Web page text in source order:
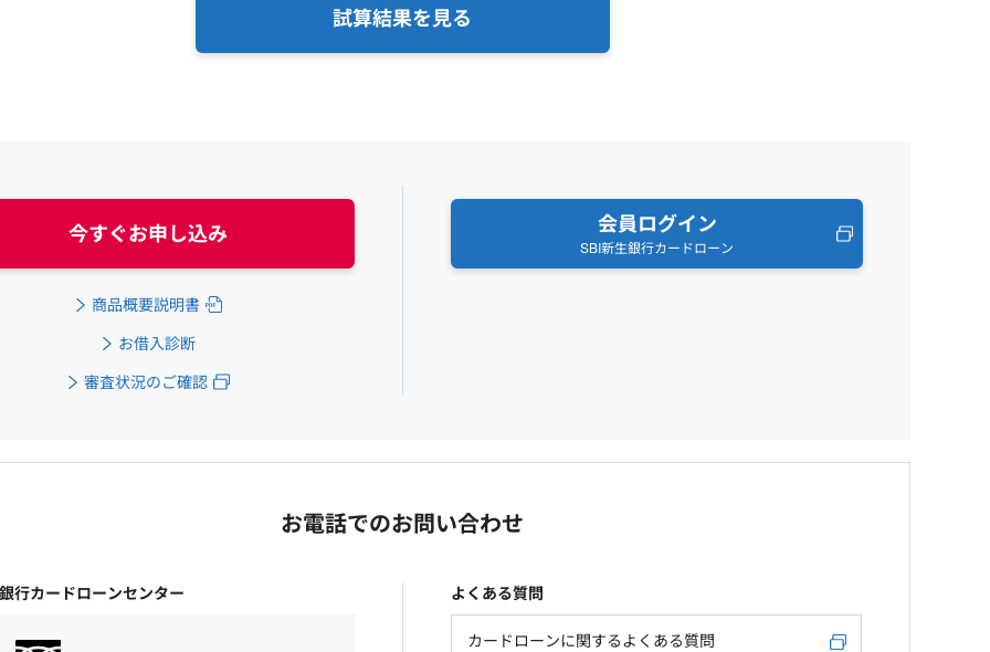
今すぐお申し込み
商品概要説明書
お借入診断
審査状況のご確認
会員ログイン
SBI新生銀行カードローン
お電話でのお問い合わせ
行カードローンセンター よくある質問
カードローンに関するよくある質問